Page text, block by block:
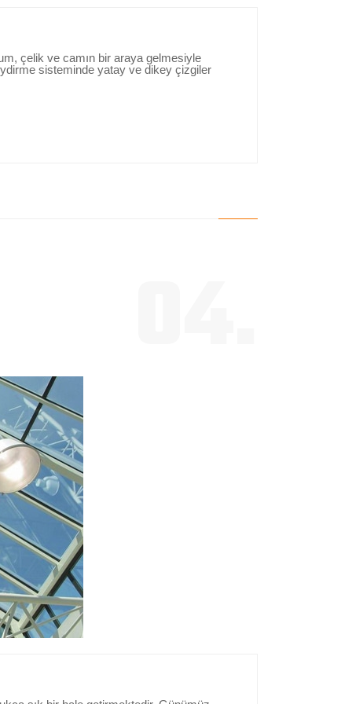
çelik ve camın bir araya gelmesiyle
sisteminde yatay ve dikey çizgiler